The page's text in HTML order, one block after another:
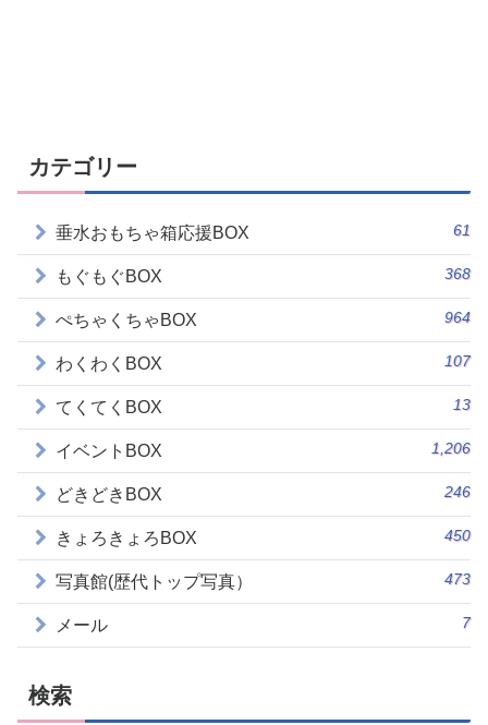
カテゴリー
垂水おもちゃ箱応援BOX 61
もぐもぐBOX 368
ぺちゃくちゃBOX 964
わくわくBOX 107
てくてくBOX 13
イベントBOX 1,206
どきどきBOX 246
きょろきょろBOX 450
写真館(歴代トップ写真） 473
メール 7
検索